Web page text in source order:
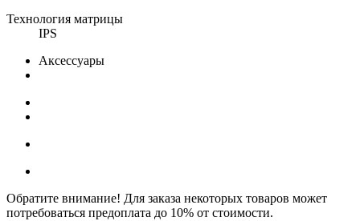
Технология матрицы
IPS
Аксессуары
Обратите внимание! Для заказа некоторых товаров может
потребоваться предоплата до 10% от стоимости.